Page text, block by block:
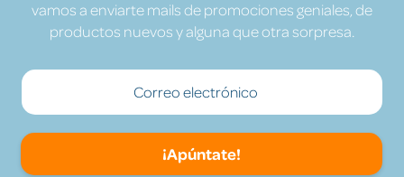
vamos a enviarte mails de promociones geniales, de
productos nuevos y alguna que otra sorpresa.
¡Apúntate!